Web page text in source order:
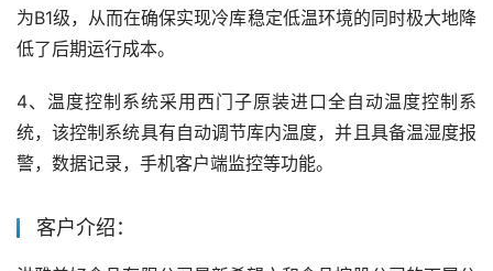
为B1级，从而在确保实现冷库稳定低温环境的同时极大地降
低了后期运行成本。
4、温度控制系统采用西门子原装进口全自动温度控制系
统，该控制系统具有自动调节库内温度，并且具备温湿度报
警，数据记录，手机客户端监控等功能。
客户介绍：